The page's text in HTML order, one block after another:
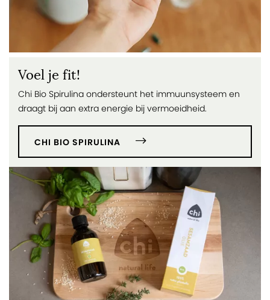
Voel je fit!
Chi Bio Spirulina ondersteunt het immuunsysteem en
draagt bij aan extra energie bij vermoeidheid.
CHI BIO SPIRULINA